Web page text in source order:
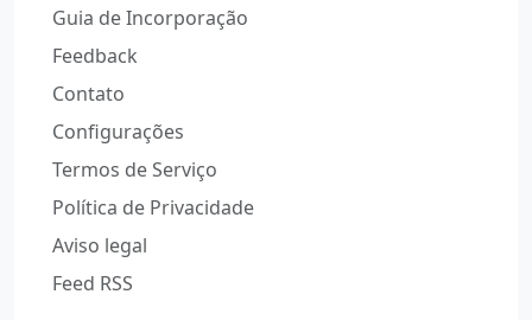
Guia de Incorporação
Feedback
Contato
Configurações
Termos de Serviço
Política de Privacidade
Aviso legal
Feed RSS